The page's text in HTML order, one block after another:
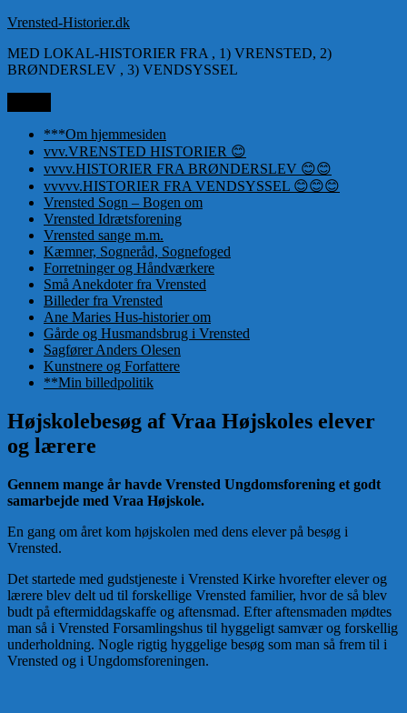
Videre
indhold
Vrensted-Historier.dk
MED LOKAL-HISTORIER FRA , 1) VRENSTED, 2)
BRØNDERSLEV , 3) VENDSYSSEL
***Om hjemmesiden
vvv.VRENSTED HISTORIER 😊
vvvv.HISTORIER FRA BRØNDERSLEV 😊😊
vvvvv.HISTORIER FRA VENDSYSSEL 😊😊😊
Vrensted Sogn – Bogen om
Vrensted Idrætsforening
Vrensted sange m.m.
Kæmner, Sogneråd, Sognefoged
Forretninger og Håndværkere
Små Anekdoter fra Vrensted
Billeder fra Vrensted
Ane Maries Hus-historier om
Gårde og Husmandsbrug i Vrensted
Sagfører Anders Olesen
Kunstnere og Forfattere
**Min billedpolitik
Højskolebesøg af Vraa Højskoles elever
og lærere
Gennem mange år havde Vrensted Ungdomsforening et godt
samarbejde med Vraa Højskole.
En gang om året kom højskolen med dens elever på besøg i
Vrensted.
Det startede med gudstjeneste i Vrensted Kirke hvorefter elever og
lærere blev delt ud til forskellige Vrensted familier, hvor de så blev
budt på eftermiddagskaffe og aftensmad. Efter aftensmaden mødtes
man så i Vrensted Forsamlingshus til hyggeligt samvær og forskellig
underholdning. Nogle rigtig hyggelige besøg som man så frem til i
Vrensted og i Ungdomsforeningen.